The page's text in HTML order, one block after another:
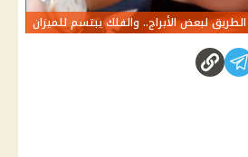
لبعض الأبراج.. والفلك يبتسم للميزان